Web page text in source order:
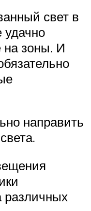
свет в
удачно
на зоны. И
направить
различных